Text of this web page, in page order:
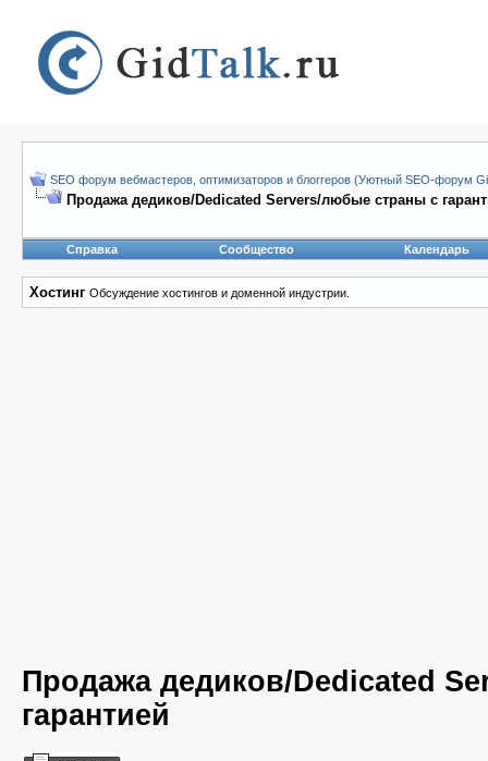
SEO форум вебмастеров, оптимизаторов и блоггеров (Уютный SEO-форум
Продажа дедиков/Dedicated Servers/любые страны с
Справка Сообщество Календарь
Хостинг Обсуждение хостингов и доменной индустрии.
Продажа дедиков/Dedicated
гарантией